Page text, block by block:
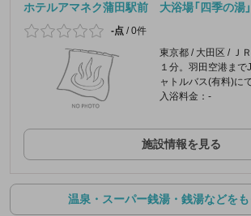
ホテルアマネク蒲田駅前 大浴場「四季の湯」
-点 /0件
東京都 / 大田区 / Ｊ
１分。羽田空港ま
ャトルバス(有料)に
入浴料金：-
施設情報を見る
温泉・スーパー銭湯・銭湯などを